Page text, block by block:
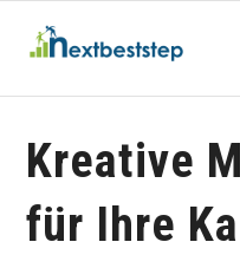
Kreative
für Ihre